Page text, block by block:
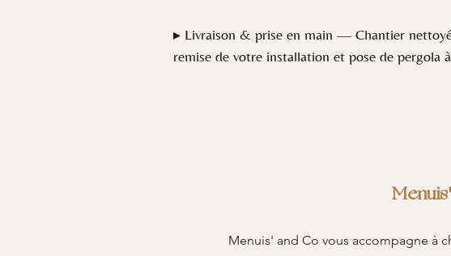
▸ Livraison & prise en main — Chantier
remise de votre installation et pose de pergola
Menuis' and Co vous accompagne à